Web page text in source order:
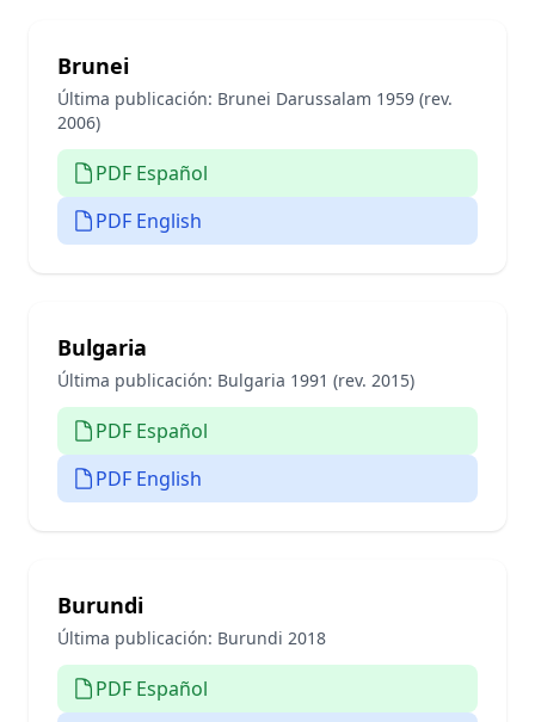
Brunei
Última publicación: Brunei Darussalam 1959 (rev.
2006)
PDF Español
PDF English
Bulgaria
Última publicación: Bulgaria 1991 (rev. 2015)
PDF Español
PDF English
Burundi
Última publicación: Burundi 2018
PDF Español